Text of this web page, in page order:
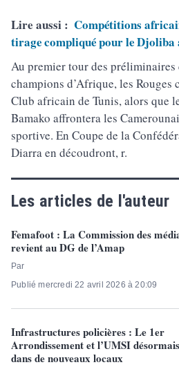
Lire aussi : Compétitions
tirage compliqué pour le Djoliba
Au premier tour des préliminaires
champions d’Afrique, les Rouges
Club africain de Tunis, alors que
Bamako affrontera les
sportive. En Coupe de la
Diarra en découdront, r.
Les articles de l'auteur
Femafoot : La Commission des
revient au DG de l’Amap
Par
Publié mercredi 22 avril 2026 à 20:09
Infrastructures policières : Le 1er
Arrondissement et l’UMSI
dans de nouveaux locaux